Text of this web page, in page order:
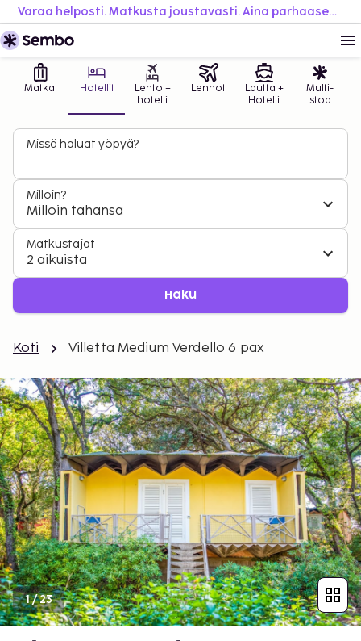
Varaa helposti. Matkusta joustavasti. Aina parhaaseen hintaan.
Matkat Hotellit
Lento +
hotelli
Lennot
Lautta +
Hotelli
Multi-
stop
Missä haluat yöpyä?
Milloin?
Milloin tahansa
Matkustajat
2 aikuista
Haku
Koti Villetta Medium Verdello 6 pax
1/23